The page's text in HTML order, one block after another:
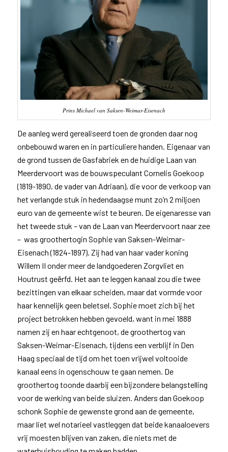
Prins Michael van Saksen-Weimar-Eisenach
De aanleg werd gerealiseerd toen de gronden daar nog
onbebouwd waren en in particuliere handen. Eigenaar van
de grond tussen de Gasfabriek en de huidige Laan van
Meerdervoort was de bouwspeculant Cornelis Goekoop
(1819-1890, de vader van Adriaan), die voor de verkoop van
het verlangde stuk in hedendaagse munt zo’n 2 miljoen
euro van de gemeente wist te beuren. De eigenaresse van
het tweede stuk – van de Laan van Meerdervoort naar zee
– was groothertogin Sophie van Saksen-Weimar-
Eisenach (1824-1897). Zij had van haar vader koning
Willem II onder meer de landgoederen Zorgvliet en
Houtrust geërfd. Het aan te leggen kanaal zou die twee
bezittingen van elkaar scheiden, maar dat vormde voor
haar kennelijk geen beletsel. Sophie moet zich bij het
project betrokken hebben gevoeld, want in mei 1888
namen zij en haar echtgenoot, de groothertog van
Saksen-Weimar-Eisenach, tijdens een verblijf in Den
Haag speciaal de tijd om het toen vrijwel voltooide
kanaal eens in ogenschouw te gaan nemen. De
groothertog toonde daarbij een bijzondere belangstelling
voor de werking van beide sluizen. Anders dan Goekoop
schonk Sophie de gewenste grond aan de gemeente,
maar liet wel notarieel vastleggen dat beide kanaaloevers
vrij moesten blijven van zaken, die niets met de